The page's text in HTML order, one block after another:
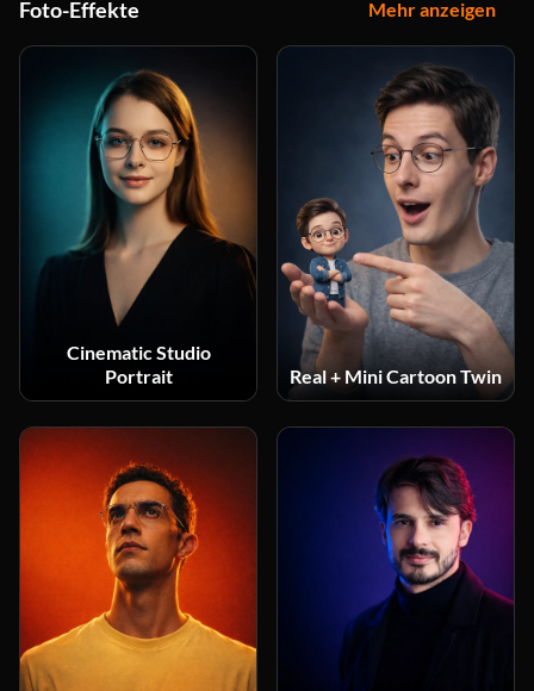
Foto-Effekte Mehr anzeigen
Cinematic Studio
Portrait
Real + Mini Cartoon Twin